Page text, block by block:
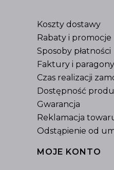
Koszty dostawy
Rabaty i promocje
Sposoby płatności
Faktury i paragony
Czas realizacji
Dostępność
Gwarancja
Reklamacja
Odstąpienie od
MOJE KONTO